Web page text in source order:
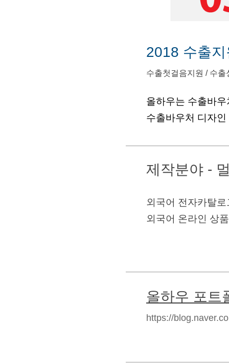
2018 수출
수출첫걸음지원 / 수
올하우는 수출바
수출바우처 디자
제작분야 -
외국어 전자카탈
외국어 온라인 상
올하우 포트
https://